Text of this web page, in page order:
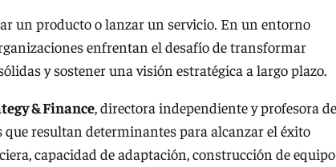
un producto o lanzar un servicio. En un entorno
enfrentan el desafío de transformar
y sostener una visión estratégica a largo plazo.
& Finance, directora independiente y profesora
resultan determinantes para alcanzar el éxito
capacidad de adaptación, construcción de